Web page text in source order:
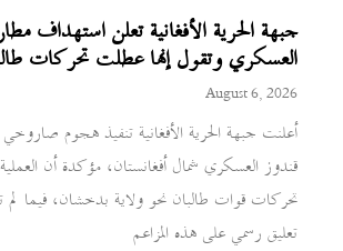
جبهة الحرية الأفغانية تعلن استهداف
العسكري وتقول إنها عطلت تحركات
August 6, 2026
أعلنت جبهة الحرية الأفغانية تنفيذ هجوم
قندوز العسكري شمال أفغانستان، مؤكدة أن
تحركات قوات طالبان نحو ولاية بدخشان، فيما
تعليق رسمي على هذه المزاعم